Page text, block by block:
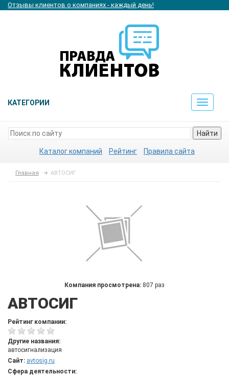
Отзывы клиентов о компаниях - каждый день!
КАТЕГОРИИ
Toggle
Найти
Каталог компаний Рейтинг Правила сайта
Главная АВТОСИГ
Компания просмотрена: 807 раз
АВТОСИГ
Рейтинг компании:
Другие названия:
автосигнализация
Сайт: avtosig.ru
Сфера деятельности: